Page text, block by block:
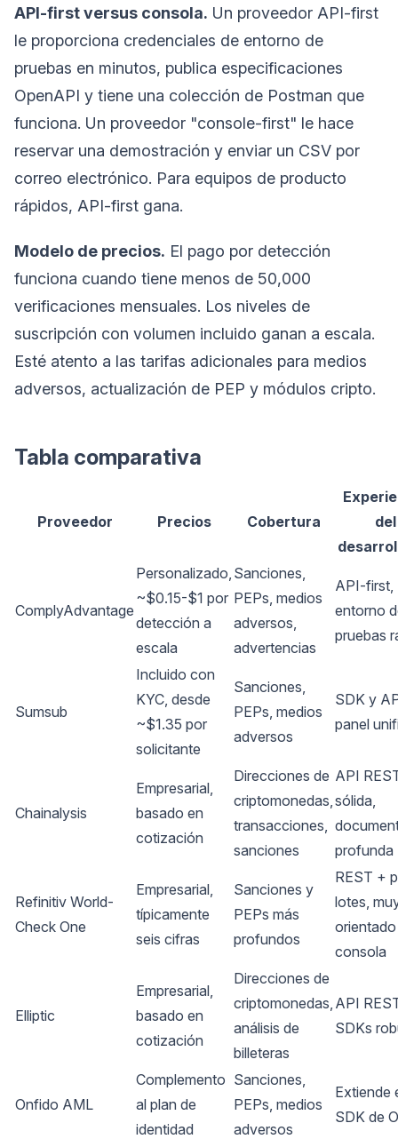
API-first versus consola. Un proveedor API-first
le proporciona credenciales de entorno de
pruebas en minutos, publica especificaciones
OpenAPI y tiene una colección de Postman que
funciona. Un proveedor "console-first" le hace
reservar una demostración y enviar un CSV por
correo electrónico. Para equipos de producto
rápidos, API-first gana.
Modelo de precios. El pago por detección
funciona cuando tiene menos de 50,000
verificaciones mensuales. Los niveles de
suscripción con volumen incluido ganan a escala.
Esté atento a las tarifas adicionales para medios
adversos, actualización de PEP y módulos cripto.
Tabla comparativa
Proveedor Precios Cobertura
del
ComplyAdvantage
Personalizado,
~$0.15-$1 por
detección a
escala
Sanciones,
PEPs, medios
adversos,
advertencias
API-first,
entorno
pruebas
Sumsub
Incluido con
KYC, desde
~$1.35 por
solicitante
Sanciones,
PEPs, medios
adversos
SDK y
panel
Chainalysis
Empresarial,
basado en
cotización
Direcciones de
criptomonedas,
transacciones,
sanciones
API
sólida,
profunda
Refinitiv World-
Check One
Empresarial,
típicamente
seis cifras
Sanciones y
PEPs más
profundos
REST +
lotes,
consola
Elliptic
Empresarial,
basado en
cotización
Direcciones de
criptomonedas,
análisis de
billeteras
API
SDKs
Onfido AML
Complemento
al plan de
identidad
Sanciones,
PEPs, medios
adversos
Extiende
SDK de